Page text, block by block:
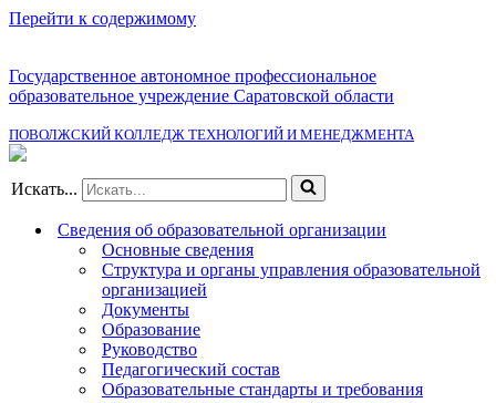
Перейти к содержимому
Государственное автономное профессиональное
образовательное учреждение Саратовской области
ПОВОЛЖСКИЙ КОЛЛЕДЖ ТЕХНОЛОГИЙ И МЕНЕДЖМЕНТА
Искать...
Сведения об образовательной организации
Основные сведения
Структура и органы управления образовательной
организацией
Документы
Образование
Руководство
Педагогический состав
Образовательные стандарты и требования